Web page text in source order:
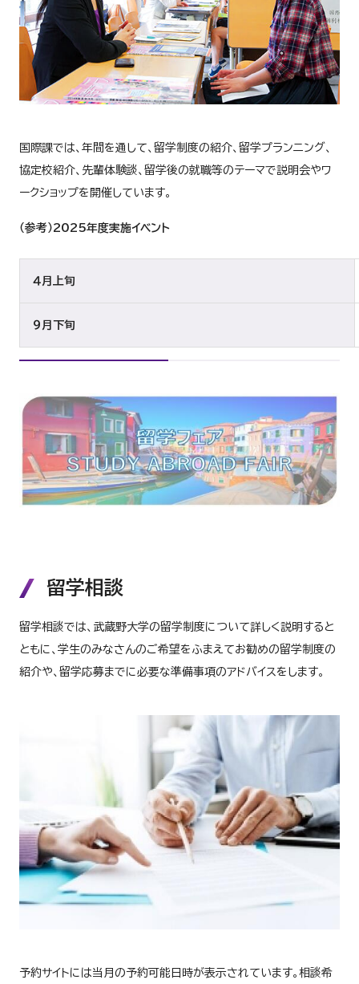
国際課では、年間を通して、留学制度の紹介、留学プランニング、
協定校紹介、先輩体験談、留学後の就職等のテーマで説明会やワ
ークショップを開催しています。
（参考）2025年度実施イベント
４月上旬
９月下旬
留学相談
留学相談では、武蔵野大学の留学制度について詳しく説明すると
ともに、学生のみなさんのご希望をふまえてお勧めの留学制度の
紹介や、留学応募までに必要な準備事項のアドバイスをします。
予約サイトには当月の予約可能日時が表示されています。相談希